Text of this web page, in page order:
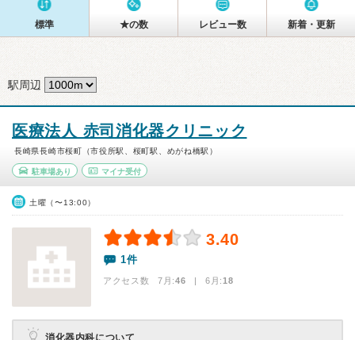
標準 ★の数 レビュー数 新着・更新
駅周辺
医療法人 赤司消化器クリニック
長崎県長崎市桜町（市役所駅、桜町駅、めがね橋駅）
駐車場あり マイナ受付
土曜（〜13:00）
3.40
1件
アクセス数 7月:46 | 6月:18
消化器内科について